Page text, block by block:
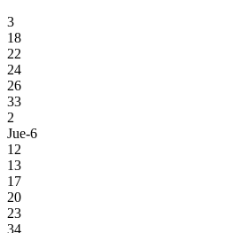
3
18
22
24
26
33
2
Jue-6
12
13
17
20
23
34